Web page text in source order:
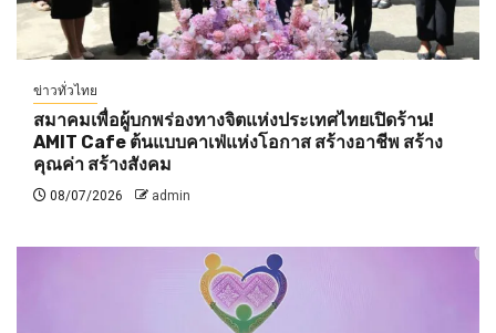
ข่าวทั่วไทย
สมาคมเพื่อผู้บกพร่องทางจิตแห่งประเทศไทยเปิดร้าน!
AMIT Cafe ต้นแบบคาเฟ่แห่งโอกาส สร้างอาชีพ สร้าง
คุณค่า สร้างสังคม
08/07/2026 admin